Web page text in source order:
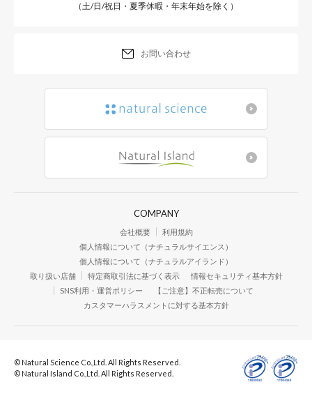
（土/日/祝日・夏季休暇・年末年始を除く）
お問い合わせ
COMPANY
会社概要
利用規約
個人情報について（ナチュラルサイエンス）
個人情報について（ナチュラルアイランド）
取り扱い店舗
特定商取引法に基づく表示
情報セキュリティ基本方針
SNS利用・運営ポリシー
【ご注意】不正転売について
カスタマーハラスメントに対する基本方針
© Natural Science Co.,Ltd. All Rights Reserved.
© Natural Island Co.,Ltd. All Rights Reserved.